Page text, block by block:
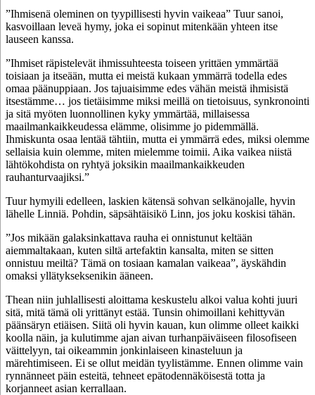
”Ihmisenä oleminen on tyypillisesti hyvin vaikeaa” Tuur sanoi,
kasvoillaan leveä hymy, joka ei sopinut mitenkään yhteen itse
lauseen kanssa.
”Ihmiset räpistelevät ihmissuhteesta toiseen yrittäen ymmärtää
toisiaan ja itseään, mutta ei meistä kukaan ymmärrä todella edes
omaa päänuppiaan. Jos tajuaisimme edes vähän meistä ihmisistä
itsestämme… jos tietäisimme miksi meillä on tietoisuus, synkronointi
ja sitä myöten luonnollinen kyky ymmärtää, millaisessa
maailmankaikkeudessa elämme, olisimme jo pidemmällä.
Ihmiskunta osaa lentää tähtiin, mutta ei ymmärrä edes, miksi olemme
sellaisia kuin olemme, miten mielemme toimii. Aika vaikea niistä
lähtökohdista on ryhtyä joksikin maailmankaikkeuden
rauhanturvaajiksi.”
Tuur hymyili edelleen, laskien kätensä sohvan selkänojalle, hyvin
lähelle Linniä. Pohdin, säpsähtäisikö Linn, jos joku koskisi tähän.
”Jos mikään galaksinkattava rauha ei onnistunut keltään
aiemmaltakaan, kuten siltä artefaktin kansalta, miten se sitten
onnistuu meiltä? Tämä on tosiaan kamalan vaikeaa”, äyskähdin
omaksi yllätykseksenikin ääneen.
Thean niin juhlallisesti aloittama keskustelu alkoi valua kohti juuri
sitä, mitä tämä oli yrittänyt estää. Tunsin ohimoillani kehittyvän
päänsäryn etiäisen. Siitä oli hyvin kauan, kun olimme olleet kaikki
koolla näin, ja kulutimme ajan aivan turhanpäiväiseen filosofiseen
väittelyyn, tai oikeammin jonkinlaiseen kinasteluun ja
märehtimiseen. Ei se ollut meidän tyylistämme. Ennen olimme vain
rynnänneet päin esteitä, tehneet epätodennäköisestä totta ja
korjanneet asian kerrallaan.